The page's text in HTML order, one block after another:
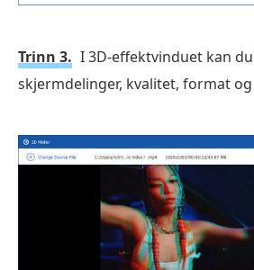
Trinn 3. I 3D-effektvinduet kan
skjermdelinger, kvalitet, format og